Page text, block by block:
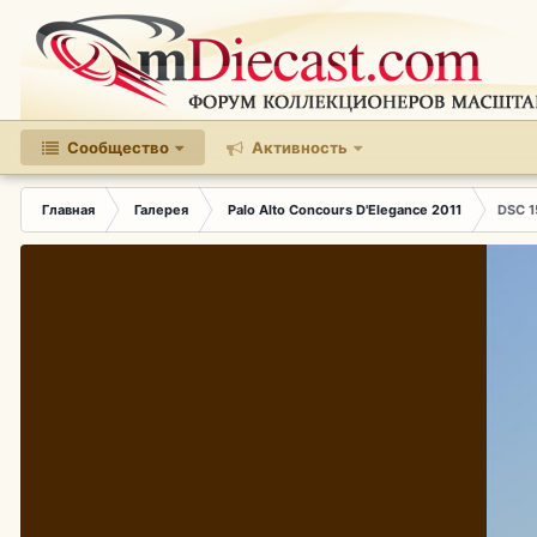
Сообщество Активность
Главная Галерея Palo Alto Concours D'Elegance 2011 DSC